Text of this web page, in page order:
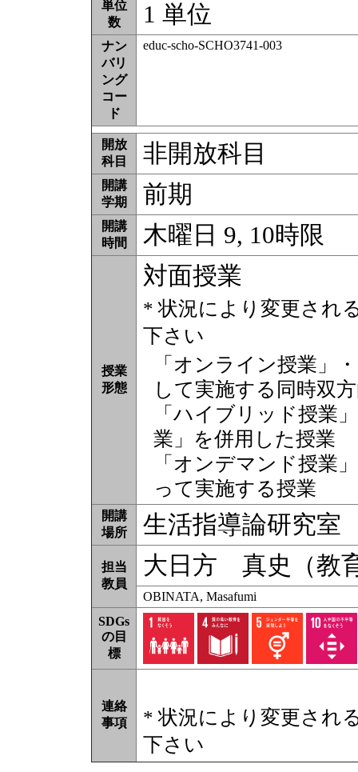
単位
数
1 単位
ナン
バリ
ング
コー
ド
educ-scho-SCHO3741-003
開放
科目
非開放科目
開講
学期
前期
開講
時間
木曜日 9, 10時限
授業
形態
対面授業
* 状況により変更され
下さい
「オンライン授業」
して実施する同時双
「ハイブリッド授業
業」を併用した授業
「オンデマンド授業
って実施する授業
開講
場所
生活指導論研究室
担当
教員
大日方 真史（教
OBINATA, Masafumi
SDGs
の目
標
連絡
事項
* 状況により変更され
下さい